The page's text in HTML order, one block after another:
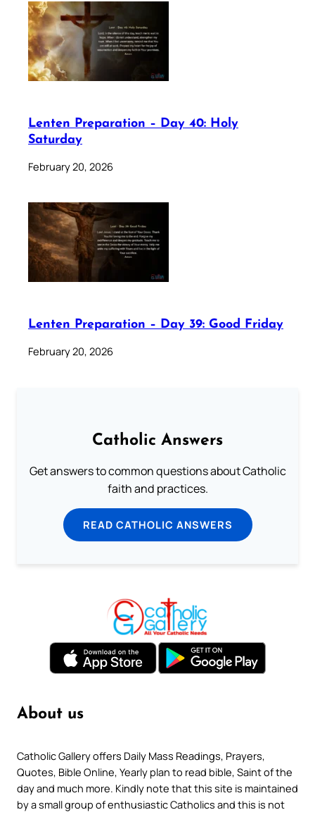
Lenten Preparation – Day 40: Holy
Saturday
February 20, 2026
Lenten Preparation – Day 39: Good Friday
February 20, 2026
Catholic Answers
Get answers to common questions about Catholic
faith and practices.
READ CATHOLIC ANSWERS
About us
Catholic Gallery offers Daily Mass Readings, Prayers,
Quotes, Bible Online, Yearly plan to read bible, Saint of the
day and much more. Kindly note that this site is maintained
by a small group of enthusiastic Catholics and this is not